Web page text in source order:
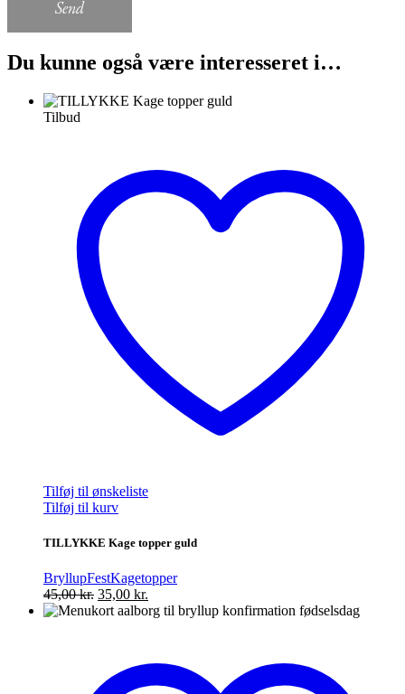
Send
Du kunne også være interesseret i…
Tilbud
Tilføj til ønskeliste
Tilføj til kurv
TILLYKKE Kage topper guld
BryllupFestKagetopper
45,00kr. Den
oprindelige
35,00 kr.
aktuelle